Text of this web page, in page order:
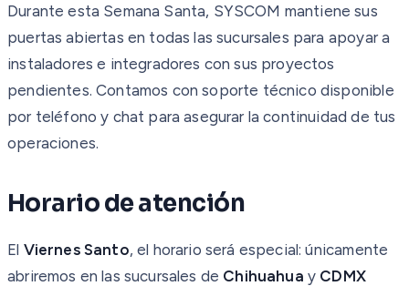
Durante esta Semana Santa, SYSCOM mantiene sus
puertas abiertas en todas las sucursales para apoyar a
instaladores e integradores con sus proyectos
pendientes. Contamos con soporte técnico disponible
por teléfono y chat para asegurar la continuidad de tus
operaciones.
Horario de atención
El Viernes Santo, el horario será especial: únicamente
abriremos en las sucursales de Chihuahua y CDMX